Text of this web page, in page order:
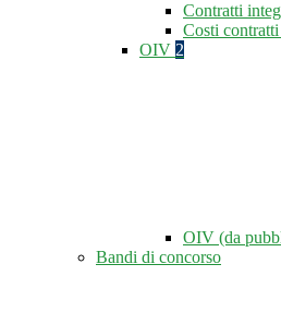
Contratti
Costi
OIV 2
OIV (da
Bandi di concorso